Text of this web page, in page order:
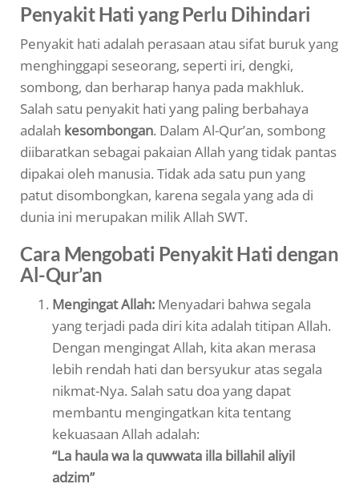
Penyakit Hati yang Perlu Dihindari
Penyakit hati adalah perasaan atau sifat buruk yang
menghinggapi seseorang, seperti iri, dengki,
sombong, dan berharap hanya pada makhluk.
Salah satu penyakit hati yang paling berbahaya
adalah kesombongan. Dalam Al-Qur’an, sombong
diibaratkan sebagai pakaian Allah yang tidak pantas
dipakai oleh manusia. Tidak ada satu pun yang
patut disombongkan, karena segala yang ada di
dunia ini merupakan milik Allah SWT.
Cara Mengobati Penyakit Hati dengan
Al-Qur’an
Mengingat Allah: Menyadari bahwa segala
yang terjadi pada diri kita adalah titipan Allah.
Dengan mengingat Allah, kita akan merasa
lebih rendah hati dan bersyukur atas segala
nikmat-Nya. Salah satu doa yang dapat
membantu mengingatkan kita tentang
kekuasaan Allah adalah:
“La haula wa la quwwata illa billahil aliyil
adzim”